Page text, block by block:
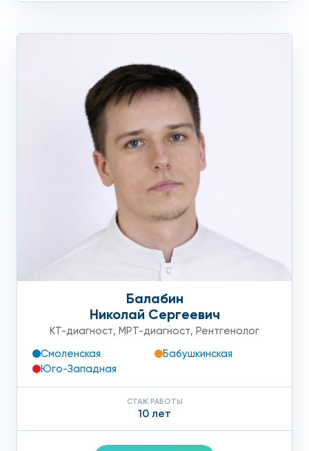
Балабин
Николай Сергеевич
КТ-диагност, МРТ-диагност, Рентгенолог
Смоленская
Бабушкинская
Юго-Западная
СТАЖ РАБОТЫ
10 лет